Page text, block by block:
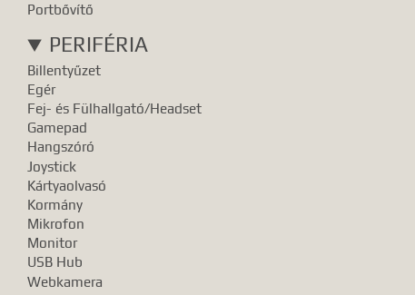
Portbővítő
PERIFÉRIA
Billentyűzet
Egér
Fej- és Fülhallgató/Headset
Gamepad
Hangszóró
Joystick
Kártyaolvasó
Kormány
Mikrofon
Monitor
USB Hub
Webkamera